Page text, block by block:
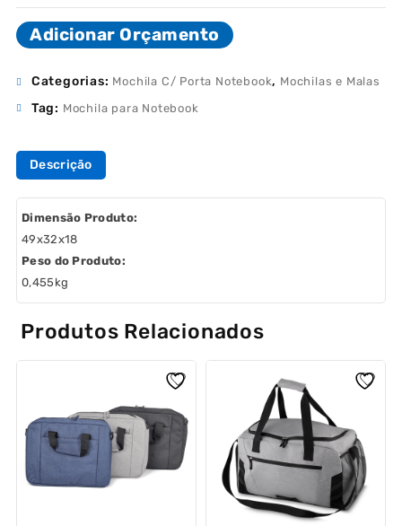
Adicionar Orçamento
Categorias: Mochila C/ Porta Notebook, Mochilas e Malas
Tag: Mochila para Notebook
Descrição
Dimensão Produto:
49x32x18
Peso do Produto:
0,455kg
Produtos Relacionados